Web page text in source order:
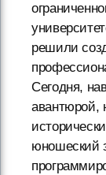
решили
Сегодня,
авантюрой,
юношеский